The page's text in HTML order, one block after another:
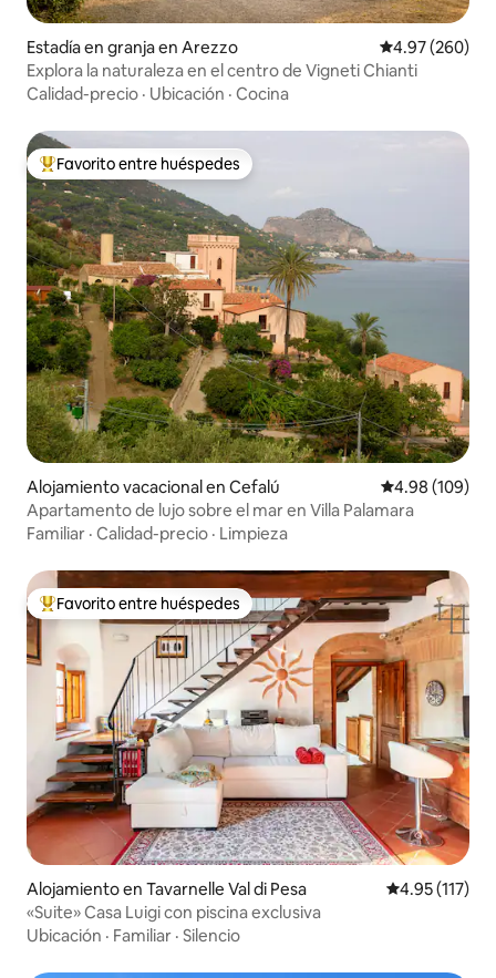
Estadía en granja en Arezzo Calificación
4.97 (260)
Explora la naturaleza en el centro de Vigneti Chianti
Calidad-precio · Ubicación · Cocina
Favorito entre huéspedes preferido
Favorito entre huéspedes
Alojamiento vacacional en Cefalú Calificación
4.98 (109)
Apartamento de lujo sobre el mar en Villa Palamara
Familiar · Calidad-precio · Limpieza
Favorito entre huéspedes preferido
Favorito entre huéspedes
Alojamiento en Tavarnelle Val di Pesa Calificación
4.95 (117)
«Suite» Casa Luigi con piscina exclusiva
Ubicación · Familiar · Silencio